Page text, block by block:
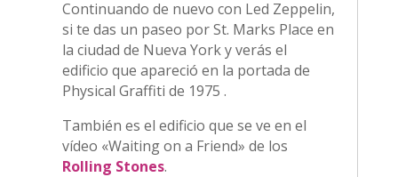
Continuando de nuevo con Led Zeppelin,
si te das un paseo por St. Marks Place en
la ciudad de Nueva York y verás el
edificio que apareció en la portada de
Physical Graffiti de 1975 .
También es el edificio que se ve en el
vídeo «Waiting on a Friend» de los
Rolling Stones.